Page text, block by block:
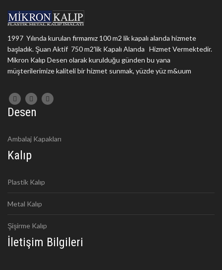
1997 Yılında kurulan firmamız 100 m2 lik kapalı alanda hizmete
başladık. Şuan Aktif 750 m2'lik Kapalı Alanda Hizmet Vermektedir.
Mikron Kalıp Desen olarak kurulduğu günden bu yana
müşterilerimize kaliteli bir hizmet sunmak, yüzde yüz m&uum
Desen
Ambalaj Kapakları
Kalıp
Plastik Kalıp
Metal Kalıp
Şişirme Kalıp
İletişim Bilgileri